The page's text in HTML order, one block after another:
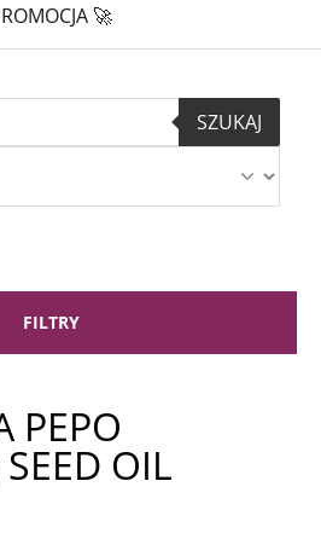
🚀
SZUKAJ
FILTRY
PEPO
OIL